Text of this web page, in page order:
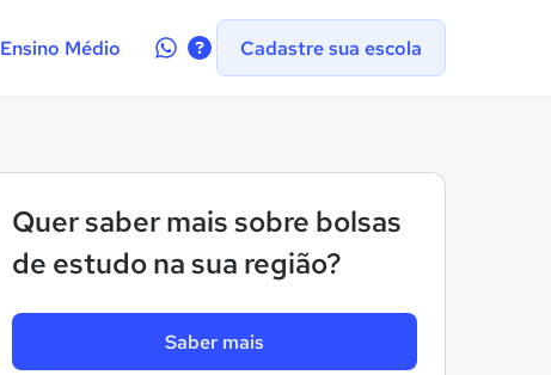
Ensino Médio
Contate-Cadastre sua escola
Quer saber mais sobre bolsas
de estudo na sua região?
Saber mais